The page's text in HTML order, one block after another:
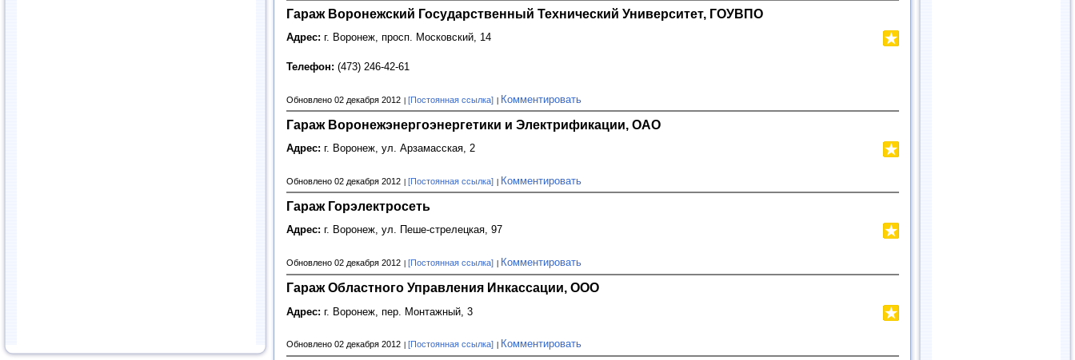
Гараж Воронежский Государственный Технический Университет, ГОУВПО
Адрес: г. Воронеж, просп. Московский, 14
Телефон: (473) 246-42-61
Обновлено 02 декабря 2012 [Постоянная ссылка] Комментировать
Гараж Воронежэнергоэнергетики и Электрификации, ОАО
Адрес: г. Воронеж, ул. Арзамасская, 2
Обновлено 02 декабря 2012 [Постоянная ссылка] Комментировать
Гараж Горэлектросеть
Адрес: г. Воронеж, ул. Пеше-стрелецкая, 97
Обновлено 02 декабря 2012 [Постоянная ссылка] Комментировать
Гараж Областного Управления Инкассации, ООО
Адрес: г. Воронеж, пер. Монтажный, 3
Обновлено 02 декабря 2012 [Постоянная ссылка] Комментировать